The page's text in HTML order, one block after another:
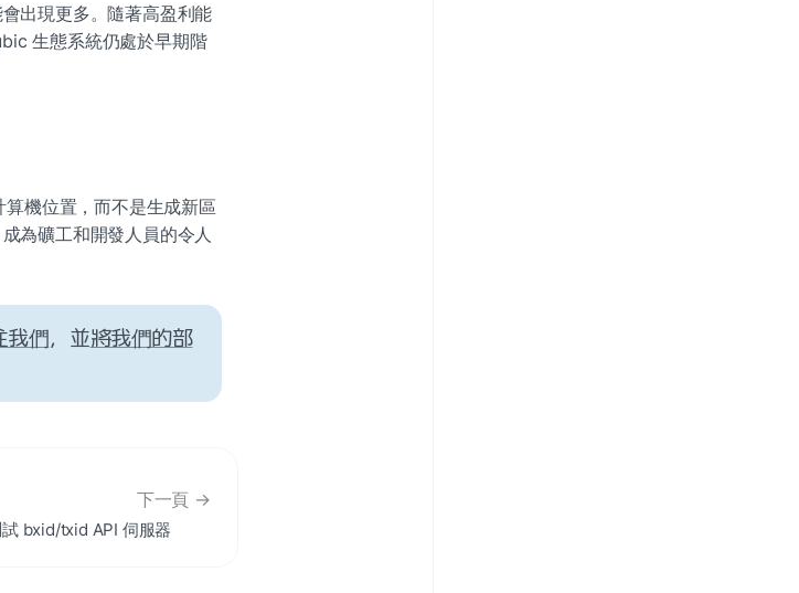
出現更多。隨著高盈利能
生態系統仍處於早期階
機位置，而不是生成新區
為礦工和開發人員的令人
我們，並將我們的部
下一頁 →
bxid/txid API 伺服器